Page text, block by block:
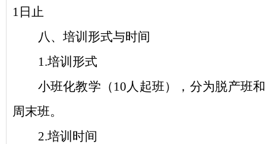
1日止
八、培训形式与时间
1.培训形式
小班化教学（ 10人起班），分为脱产班和
周末班。
2.培训时间